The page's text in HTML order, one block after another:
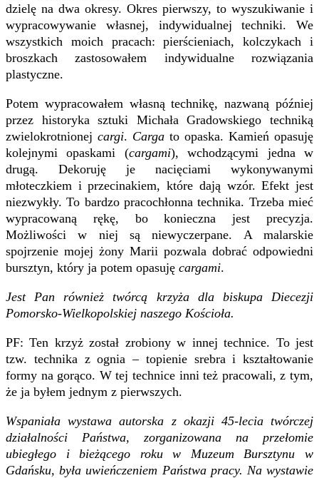
dzielę na dwa okresy. Okres pierwszy, to wyszukiwanie i
wypracowywanie własnej, indywidualnej techniki. We
wszystkich moich pracach: pierścieniach, kolczykach i
broszkach zastosowałem indywidualne rozwiązania
plastyczne.
Potem wypracowałem własną technikę, nazwaną później
przez historyka sztuki Michała Gradowskiego techniką
zwielokrotnionej cargi. Carga to opaska. Kamień opasuję
kolejnymi opaskami (cargami), wchodzącymi jedna w
drugą. Dekoruję je nacięciami wykonywanymi
młoteczkiem i przecinakiem, które dają wzór. Efekt jest
niezwykły. To bardzo pracochłonna technika. Trzeba mieć
wypracowaną rękę, bo konieczna jest precyzja.
Możliwości w niej są niewyczerpane. A malarskie
spojrzenie mojej żony Marii pozwala dobrać odpowiedni
bursztyn, który ja potem opasuję cargami.
Jest Pan również twórcą krzyża dla biskupa Diecezji
Pomorsko-Wielkopolskiej naszego Kościoła.
PF: Ten krzyż został zrobiony w innej technice. To jest
tzw. technika z ognia – topienie srebra i kształtowanie
formy na gorąco. W tej technice inni też pracowali, z tym,
że ja byłem jednym z pierwszych.
Wspaniała wystawa autorska z okazji 45-lecia twórczej
działalności Państwa, zorganizowana na przełomie
ubiegłego i bieżącego roku w Muzeum Bursztynu w
Gdańsku, była uwieńczeniem Państwa pracy. Na wystawie